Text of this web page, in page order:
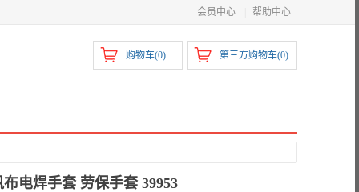
会员中心 帮助中心
第三方购物车(0)
购物车(0)
电焊手套 劳保手套 39953